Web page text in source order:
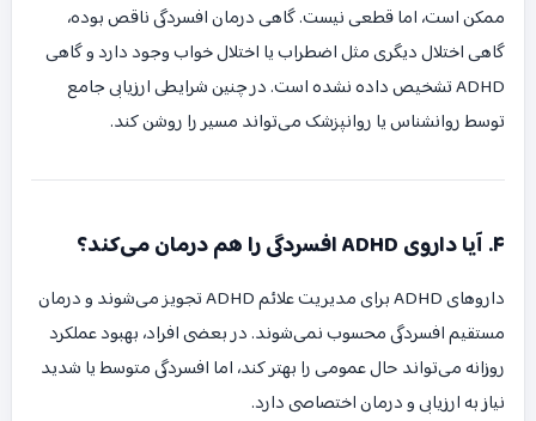
ممکن است، اما قطعی نیست. گاهی درمان افسردگی ناقص بوده،
گاهی اختلال دیگری مثل اضطراب یا اختلال خواب وجود دارد و گاهی
ADHD تشخیص داده نشده است. در چنین شرایطی ارزیابی جامع
توسط روانشناس یا روانپزشک می‌تواند مسیر را روشن کند.
۴. آیا داروی ADHD افسردگی را هم درمان می‌کند؟
داروهای ADHD برای مدیریت علائم ADHD تجویز می‌شوند و درمان
مستقیم افسردگی محسوب نمی‌شوند. در بعضی افراد، بهبود عملکرد
روزانه می‌تواند حال عمومی را بهتر کند، اما افسردگی متوسط یا شدید
نیاز به ارزیابی و درمان اختصاصی دارد.